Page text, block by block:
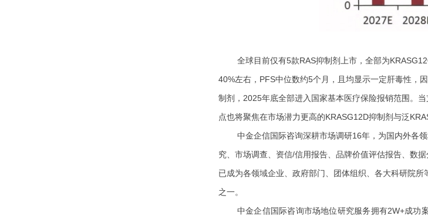
全球目前仅有5款RAS抑制剂上市，全部为
40%左右，PFS中位数约5个月，且均显示一定肝毒性，
制剂，2025年底全部进入国家基本医疗保险报销范围。
点也将聚焦在市场潜力更高的KRASG12D抑制剂与泛
中金企信国际咨询深耕市场调研16年，为国内外各
究、市场调查、资信/信用报告、品牌价值评估报告、数
已成为各领域企业、政府部门、团体组织、各大科研院
之一。
中金企信国际咨询市场地位研究服务拥有2W+成功